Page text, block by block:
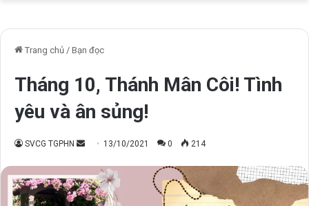
Trang chủ / Bạn đọc
Tháng 10, Thánh Mân Côi! Tình
yêu và ân sủng!
SVCG TGPHN
Send
email
13/10/2021 0 214